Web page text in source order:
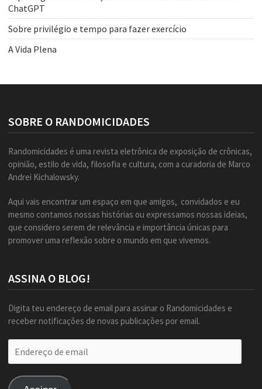
ChatGPT
Sobre privilégio e tempo para fazer exercício
A Vida Plena
SOBRE O RANDOMICIDADES
Randomicidades é uma revista eletrônica de exposição de crônicas,
opinião, estilo de vida, filosofia e cultura, com a curadoria de Marco
Andrei Kichalowsky.
Aqui vais encontrar um espaço em que amigos, convidados e eu
mesmo contamos nossas histórias ou expressamos nossas ideias,
que considero serem de relevância e importância únicas para
promover uma reflexão sobre o mundo em que vivemos.
ASSINA O BLOG!
Digita teu endereço de email para assinar o Randomicidades e
receber notificações de novas publicações por email.
de